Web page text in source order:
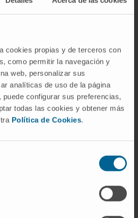
cookies propias y de terceros con
como permitir la navegación y
web, personalizar sus
analíticas de uso de la página
puede configurar sus preferencias,
todas las cookies y obtener más
Política de Cookies.
en el mercado”.
del Programa de
que “los riñones se han
de tratamientos porque su
impide que lleguen los
renales enfermas”.
ilustró cómo la innovación
lo que se abre la puerta al
génica. “Acabamos de
al Gobierno de Navarra para